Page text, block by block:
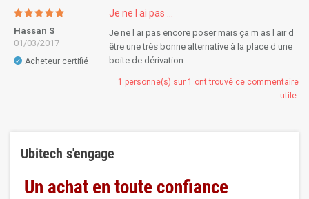
Hassan S
01/03/2017
✓ Acheteur certifié
Je ne l ai pas ...
Je ne l ai pas encore poser mais ça m as l air d
être une très bonne alternative à la place d une
boite de dérivation.
1 personne(s) sur 1 ont trouvé ce commentaire
utile.
Ubitech s'engage
Un achat en toute confiance